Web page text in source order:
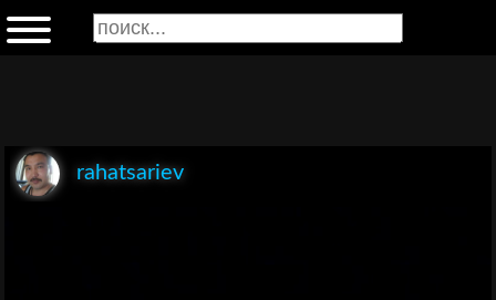
rahatsariev